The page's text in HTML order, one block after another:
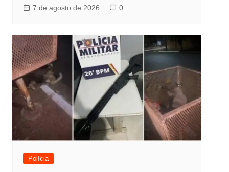
7 de agosto de 2026
0
Polícia